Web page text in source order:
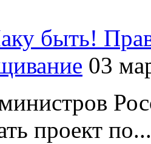
быть!
03
проект по...